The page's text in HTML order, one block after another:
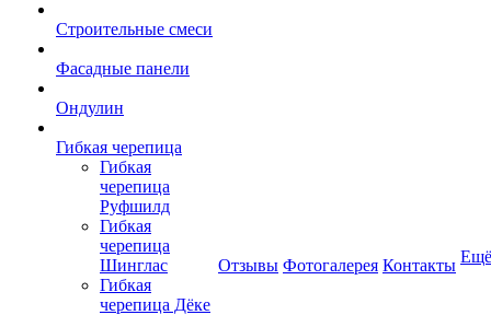
Строительные смеси
Фасадные панели
Ондулин
Гибкая черепица
Гибкая
черепица
Руфшилд
Гибкая
черепица
Шинглас
Гибкая
черепица Дёке
Отзывы Фотогалерея Контакты Ещё